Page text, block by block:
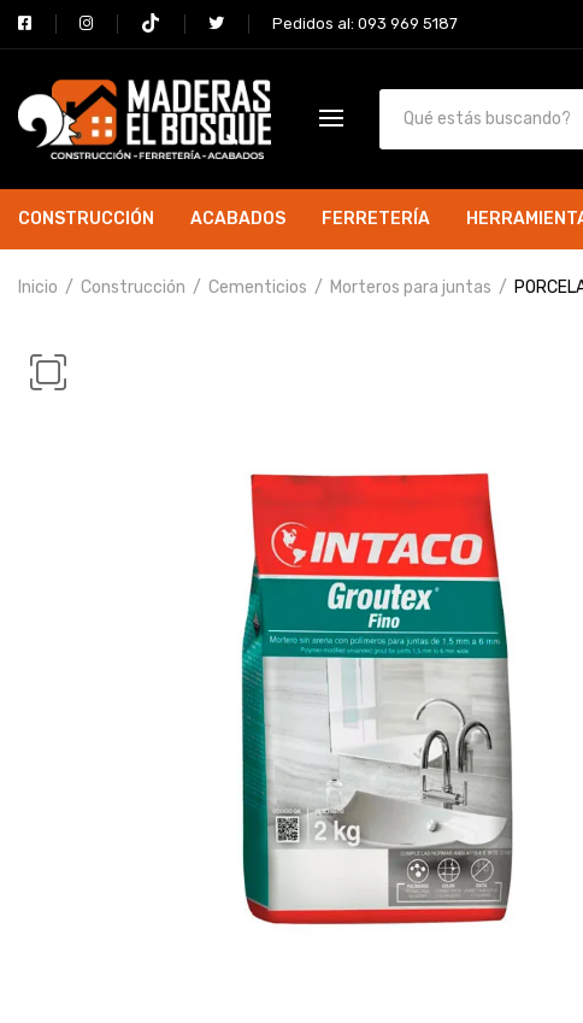
Pedidos al: 093 969 5187
CONSTRUCCIÓN ACABADOS FERRETERÍA
Inicio Construcción Cementicios Morteros para juntas